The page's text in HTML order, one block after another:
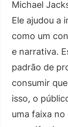
Michael
Ele ajudou a
como um
e narrativa.
padrão de
consumir
isso, o
uma faixa no